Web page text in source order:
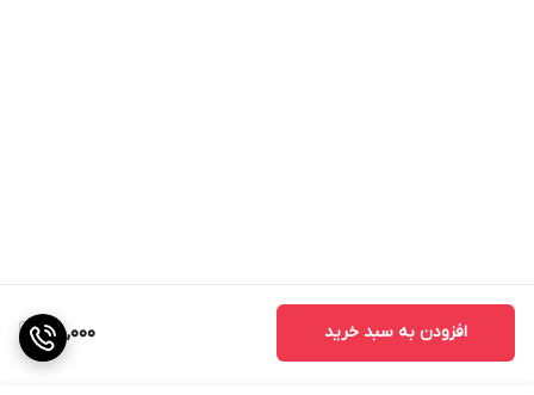
170,000 افزودن به سبد خرید